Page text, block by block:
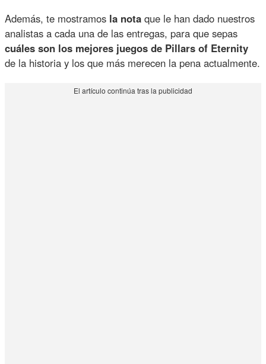
Además, te mostramos la nota que le han dado nuestros
analistas a cada una de las entregas, para que sepas
cuáles son los mejores juegos de Pillars of Eternity
de la historia y los que más merecen la pena actualmente.